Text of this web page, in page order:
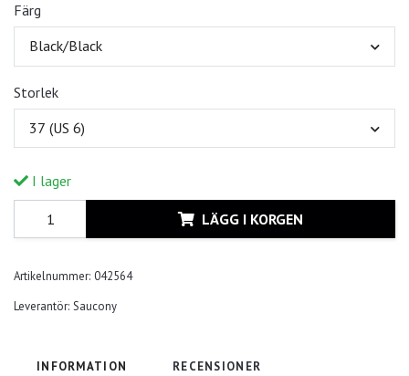
Färg
Black/Black
Storlek
37 (US 6)
I lager
LÄGG I KORGEN
Artikelnummer: 042564
Leverantör: Saucony
INFORMATION RECENSIONER